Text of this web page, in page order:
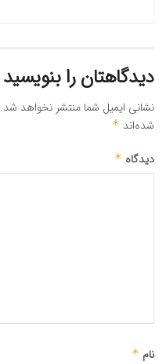
دیدگاهتان را بنویسید
نشانی ایمیل شما منتشر نخواهد شد.
شده‌اند *
دیدگاه *
نام *